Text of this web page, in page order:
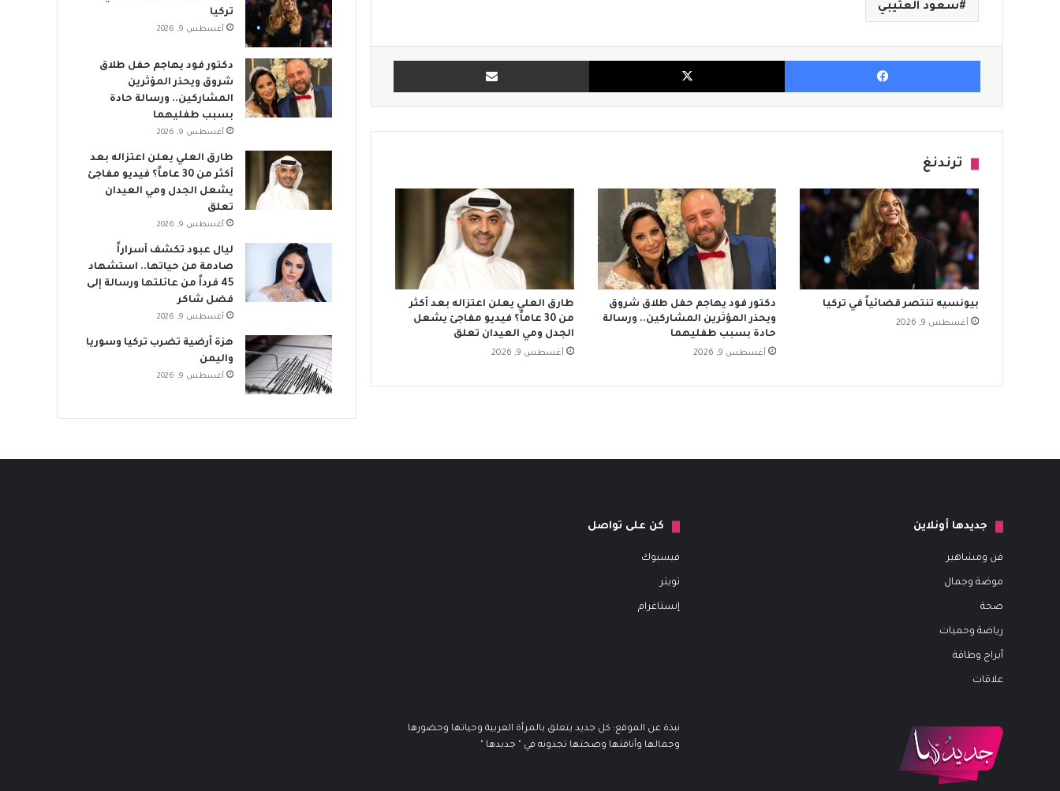
سعود العتيبي
فيسبوك X مشاركة بالبريد
ترندنغ
بيونسيه تنتصر قضائياً في تركيا
أغسطس 9, 2026
دكتور فود يهاجم حفل طلاق شروق
ويحذر المؤثرين المشاركين.. ورسالة
حادة بسبب طفليهما
أغسطس 9, 2026
طارق العلي يعلن اعتزاله بعد أكثر
من 30 عاماً؟ فيديو مفاجئ يشعل
الجدل ومي العيدان تعلق
أغسطس 9, 2026
تركيا
أغسطس 9, 2026
دكتور فود يهاجم حفل طلاق
شروق ويحذر المؤثرين
المشاركين.. ورسالة حادة
بسبب طفليهما
أغسطس 9, 2026
طارق العلي يعلن اعتزاله بعد
أكثر من 30 عاماً؟ فيديو مفاجئ
يشعل الجدل ومي العيدان
تعلق
أغسطس 9, 2026
ليال عبود تكشف أسراراً
صادمة من حياتها.. استشهاد
45 فرداً من عائلتها ورسالة إلى
فضل شاكر
أغسطس 9, 2026
هزة أرضية تضرب تركيا وسوريا
واليمن
أغسطس 9, 2026
جديدها أونلاين
فن ومشاهير
موضة وجمال
صحة
رياضة وحميات
أبراج وطاقة
علاقات
كن على تواصل
فيسبوك
تويتر
إنستاغرام
نبذة عن الموقع: كل جديد يتعلق بالمرأة العربية وحياتها وحضورها
وجمالها وأناقتها وصحتها تجدونه في " جديدها "